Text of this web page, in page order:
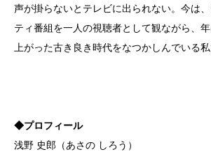
声が掛らないとテレビに出られない。今は
ティ番組を一人の視聴者として観ながら、
上がった古き良き時代をなつかしんでいる私
◆プロフィール
浅野 史郎（あさの しろう）